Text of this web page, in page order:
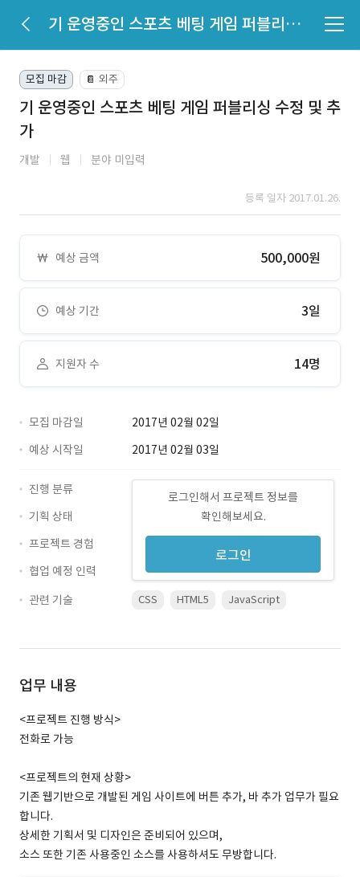
기 운영중인 스포츠 베팅 게임 퍼블리싱 수정 및 추가
모집 마감 📔 외주
기 운영중인 스포츠 베팅 게임 퍼블리싱 수정 및 추
가
개발 웹 분야 미입력
등록 일자 2017.01.26.
예상 금액 500,000원
예상 기간 3일
지원자 수 14명
모집 마감일
2017년 02월 02일
예상 시작일
2017년 02월 03일
로그인해서 프로젝트 정보를
확인해보세요.
로그인
진행 분류
기획 상태
프로젝트 경험
협업 예정 인력
관련 기술
CSS HTML5 JavaScript
업무 내용
<프로젝트 진행 방식>
전화로 가능
<프로젝트의 현재 상황>
기존 웹기반으로 개발된 게임 사이트에 버튼 추가, 바 추가 업무가 필요
합니다.
상세한 기획서 및 디자인은 준비되어 있으며,
소스 또한 기존 사용중인 소스를 사용하셔도 무방합니다.